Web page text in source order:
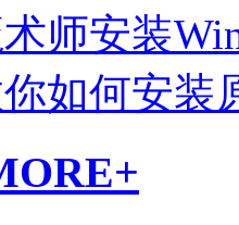
师安装
如何安装